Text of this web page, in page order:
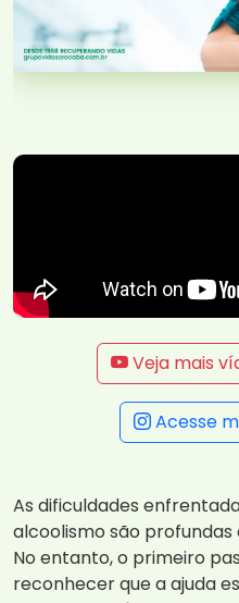
Veja mais
Acesse
As dificuldades
alcoolismo são profundas
No entanto, o primeiro
reconhecer que a ajuda